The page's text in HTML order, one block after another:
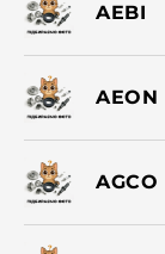
AEBI
AEON
AGCO